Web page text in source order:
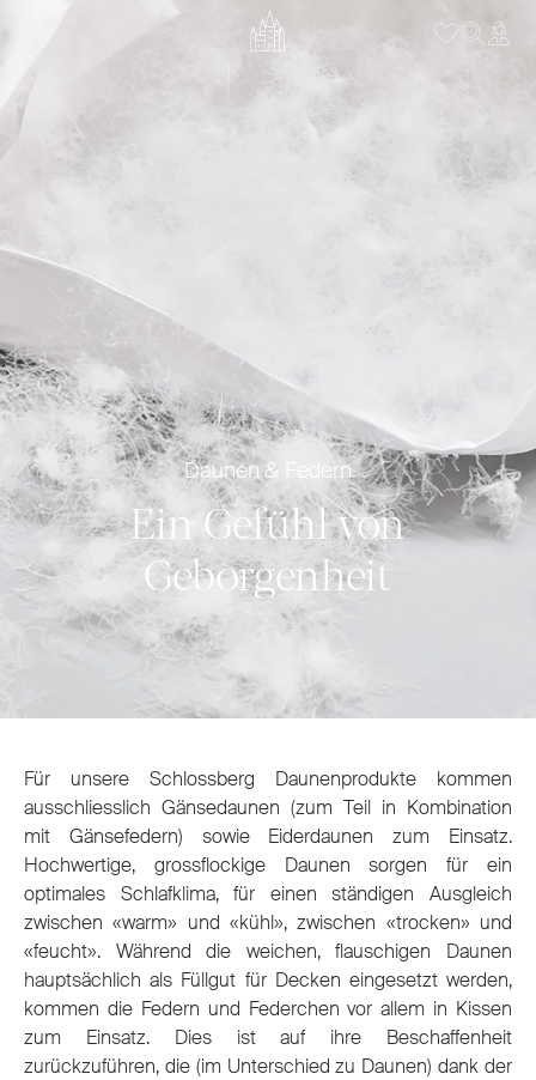
Daunen & Federn
Ein Gefühl von
Geborgenheit
Für unsere Schlossberg Daunenprodukte kommen
ausschliesslich Gänsedaunen (zum Teil in Kombination
mit Gänsefedern) sowie Eiderdaunen zum Einsatz.
Hochwertige, grossflockige Daunen sorgen für ein
optimales Schlafklima, für einen ständigen Ausgleich
zwischen «warm» und «kühl», zwischen «trocken» und
«feucht». Während die weichen, flauschigen Daunen
hauptsächlich als Füllgut für Decken eingesetzt werden,
kommen die Federn und Federchen vor allem in Kissen
zum Einsatz. Dies ist auf ihre Beschaffenheit
zurückzuführen, die (im Unterschied zu Daunen) dank der